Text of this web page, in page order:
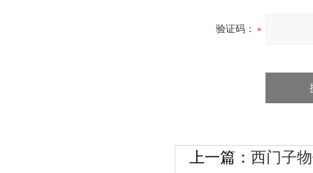
验证码：
上一篇： 西门子